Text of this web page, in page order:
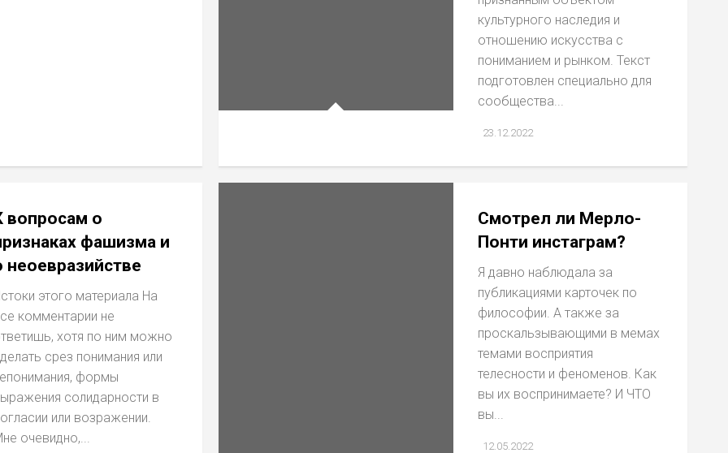
культурного наследия и
отношению искусства с
пониманием и рынком. Текст
подготовлен специально для
сообщества...
23.12.2022
вопросам о
фашизма и
неоевразийстве
этого материала На
комментарии не
хотя по ним можно
срез понимания или
формы
солидарности в
или возражении.
очевидно,...
Смотрел ли Мерло-
Понти инстаграм?
Я давно наблюдала за
публикациями карточек по
философии. А также за
проскальзывающими в мемах
темами восприятия
телесности и феноменов. Как
вы их воспринимаете? И ЧТО
вы...
12.05.2022